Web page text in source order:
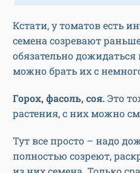
Кстати, у томатов есть
семена созревают
обязательно
можно брать их с
Горох, фасоль, соя.Это
растения, с них можно
Тут все просто – надо
полностью созреют,